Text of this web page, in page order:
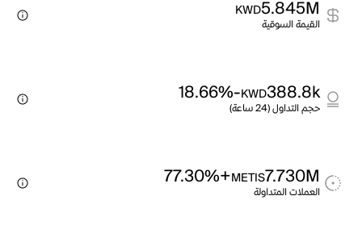
5.845M
KWD
القيمة السوقية
388.8k
KWD
-18.66%
حجم التداول (24 ساعة)
7.730M
METIS
+77.30%
العملات المتداولة